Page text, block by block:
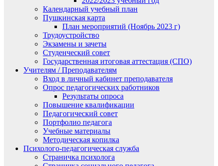
Календарный учебный план
Пушкинская карта
План мероприятий (Ноябрь 2023 г)
Трудоустройство
Экзамены и зачеты
Студенческий совет
Государственная итоговая аттестация (СПО)
Учителям / Преподавателям
Вход в личный кабинет преподавателя
Опрос педагогических работников
Результаты опроса
Повышение квалификации
Педагогический совет
Портфолио педагога
Учебные материалы
Методическая копилка
Психолого-педагогическая служба
Страничка психолога